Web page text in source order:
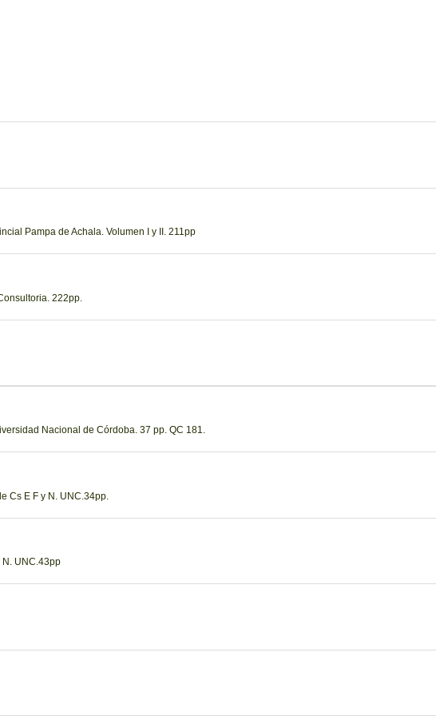
Pampa de Achala. Volumen I y II. 211pp
222pp.
Nacional de Córdoba. 37 pp. QC 181.
Cs E F y N. UNC.34pp.
N. UNC.43pp